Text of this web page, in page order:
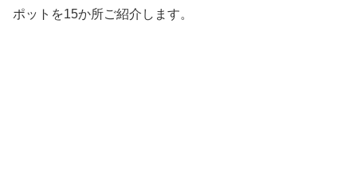
ポットを15か所ご紹介します。